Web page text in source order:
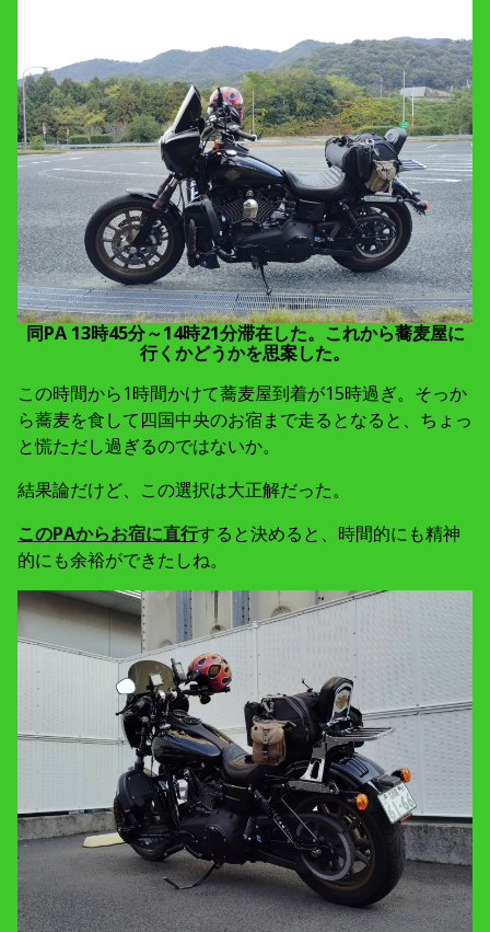
同PA 13時45分～14時21分滞在した。これから蕎麦屋に
行くかどうかを思案した。
この時間から1時間かけて蕎麦屋到着が15時過ぎ。そっか
ら蕎麦を食して四国中央のお宿まで走るとなると、ちょっ
と慌ただし過ぎるのではないか。
結果論だけど、この選択は大正解だった。
このPAからお宿に直行すると決めると、時間的にも精神
的にも余裕ができたしね。